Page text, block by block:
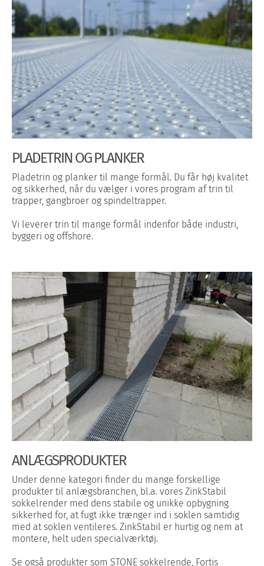
PLADETRIN OG PLANKER
Pladetrin og planker til mange formål. Du får høj kvalitet
og sikkerhed, når du vælger i vores program af trin til
trapper, gangbroer og spindeltrapper.
Vi leverer trin til mange formål indenfor både industri,
byggeri og offshore.
ANLÆGSPRODUKTER
Under denne kategori finder du mange forskellige
produkter til anlægsbranchen, bl.a. vores ZinkStabil
sokkelrender med dens stabile og unikke opbygning
sikkerhed for, at fugt ikke trænger ind i soklen samtidig
med at soklen ventileres. ZinkStabil er hurtig og nem at
montere, helt uden specialværktøj.
Se også produkter som STONE sokkelrende, Fortis